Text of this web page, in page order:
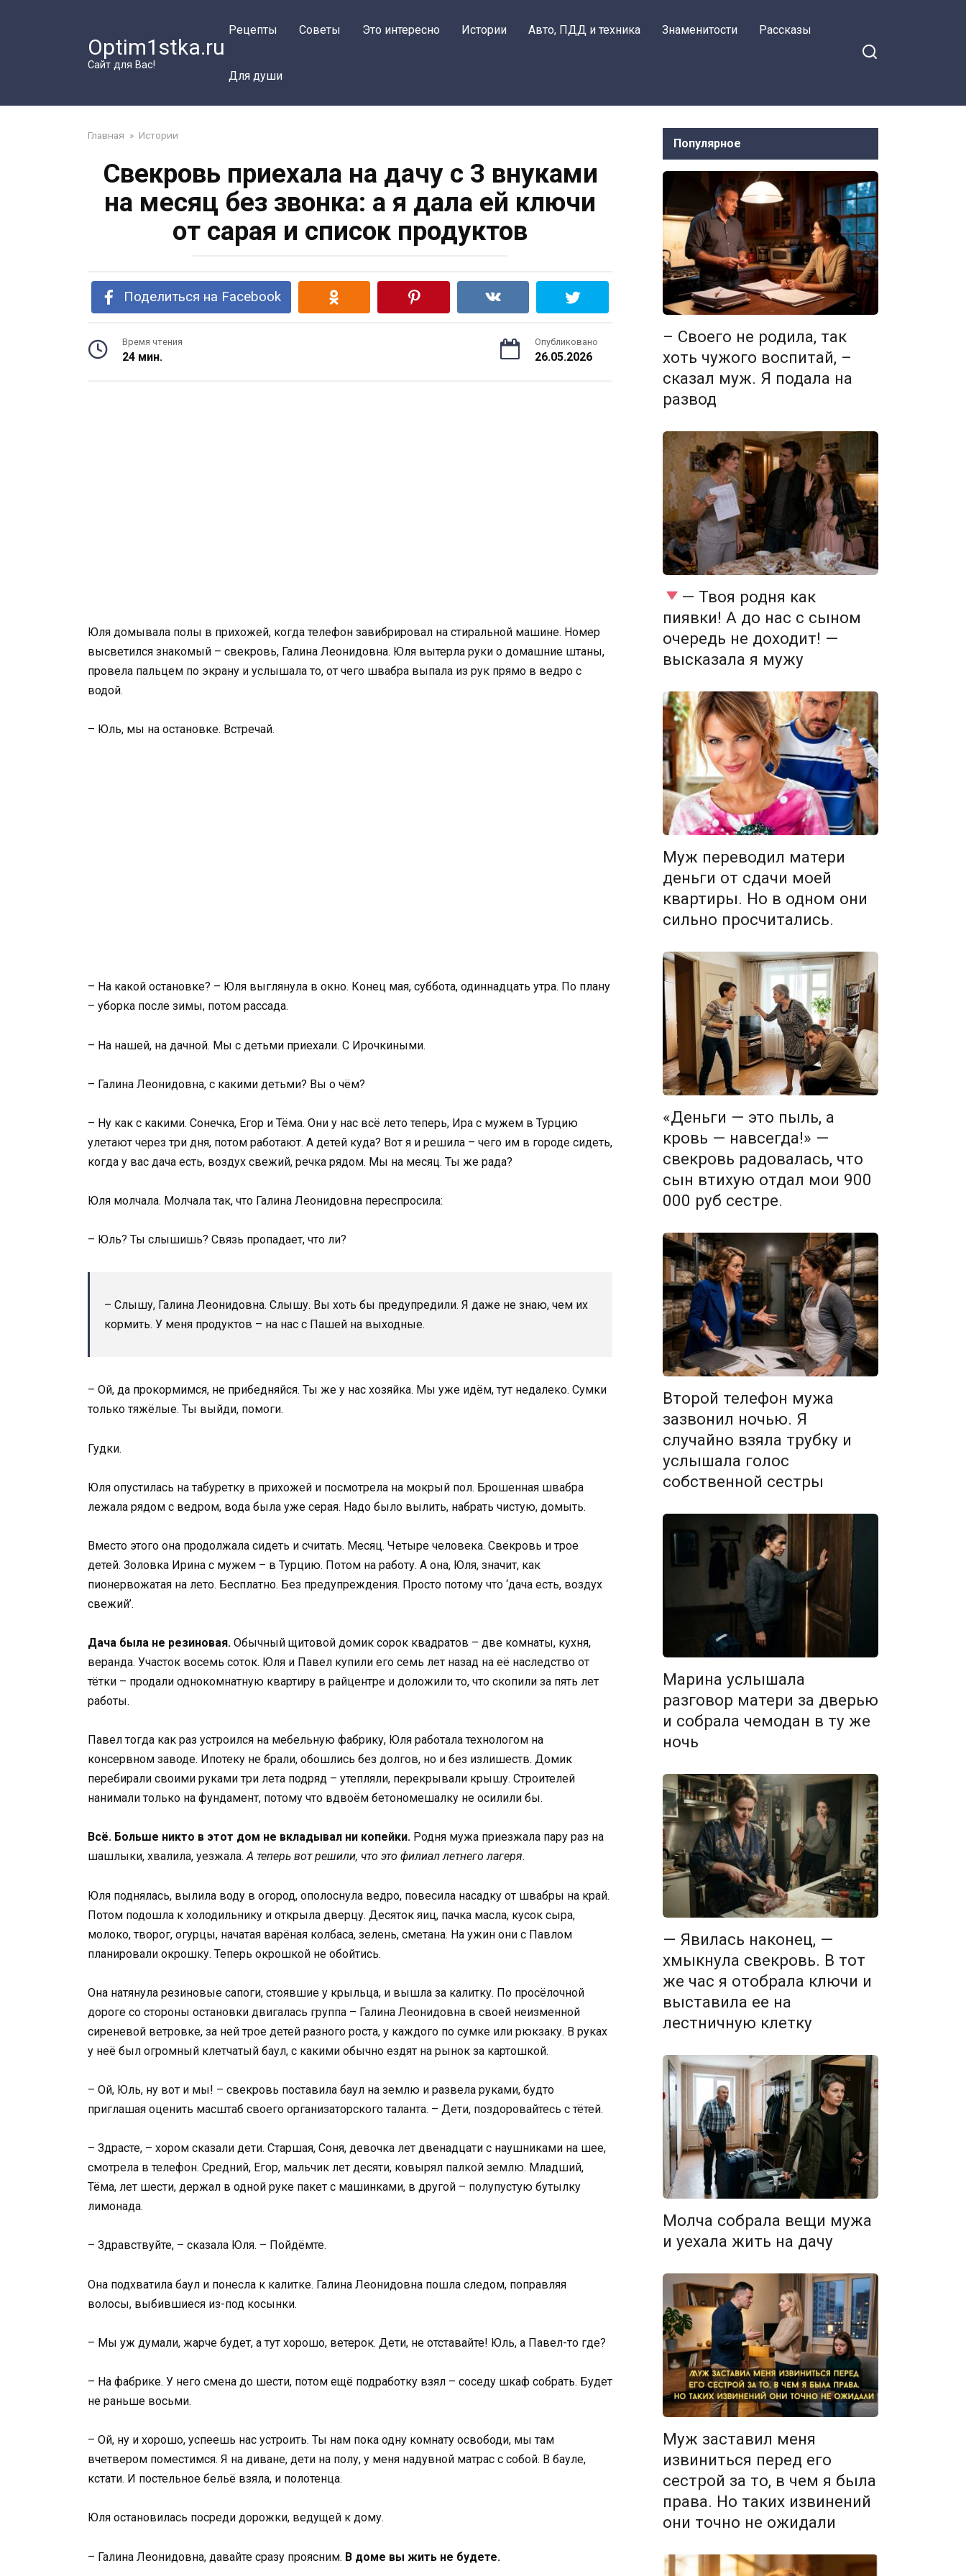
Optim1stka.ru
Сайт для Вас!
Рецепты Советы Это интересно Истории Авто, ПДД и техника Знаменитости Рассказы
Для души
Главная » Истории
Свекровь приехала на дачу с 3 внуками
на месяц без звонка: а я дала ей ключи
от сарая и список продуктов
Поделиться на Facebook
Время чтения
24 мин.
Опубликовано
26.05.2026
Юля домывала полы в прихожей, когда телефон завибрировал на стиральной машине. Номер
высветился знакомый – свекровь, Галина Леонидовна. Юля вытерла руки о домашние штаны,
провела пальцем по экрану и услышала то, от чего швабра выпала из рук прямо в ведро с
водой.
– Юль, мы на остановке. Встречай.
– На какой остановке? – Юля выглянула в окно. Конец мая, суббота, одиннадцать утра. По плану
– уборка после зимы, потом рассада.
– На нашей, на дачной. Мы с детьми приехали. С Ирочкиными.
– Галина Леонидовна, с какими детьми? Вы о чём?
– Ну как с какими. Сонечка, Егор и Тёма. Они у нас всё лето теперь, Ира с мужем в Турцию
улетают через три дня, потом работают. А детей куда? Вот я и решила – чего им в городе сидеть,
когда у вас дача есть, воздух свежий, речка рядом. Мы на месяц. Ты же рада?
Юля молчала. Молчала так, что Галина Леонидовна переспросила:
– Юль? Ты слышишь? Связь пропадает, что ли?
– Слышу, Галина Леонидовна. Слышу. Вы хоть бы предупредили. Я даже не знаю, чем их
кормить. У меня продуктов – на нас с Пашей на выходные.
– Ой, да прокормимся, не прибедняйся. Ты же у нас хозяйка. Мы уже идём, тут недалеко. Сумки
только тяжёлые. Ты выйди, помоги.
Гудки.
Юля опустилась на табуретку в прихожей и посмотрела на мокрый пол. Брошенная швабра
лежала рядом с ведром, вода была уже серая. Надо было вылить, набрать чистую, домыть.
Вместо этого она продолжала сидеть и считать. Месяц. Четыре человека. Свекровь и трое
детей. Золовка Ирина с мужем – в Турцию. Потом на работу. А она, Юля, значит, как
пионервожатая на лето. Бесплатно. Без предупреждения. Просто потому что ‘дача есть, воздух
свежий’.
Дача была не резиновая. Обычный щитовой домик сорок квадратов – две комнаты, кухня,
веранда. Участок восемь соток. Юля и Павел купили его семь лет назад на её наследство от
тётки – продали однокомнатную квартиру в райцентре и доложили то, что скопили за пять лет
работы.
Павел тогда как раз устроился на мебельную фабрику, Юля работала технологом на
консервном заводе. Ипотеку не брали, обошлись без долгов, но и без излишеств. Домик
перебирали своими руками три лета подряд – утепляли, перекрывали крышу. Строителей
нанимали только на фундамент, потому что вдвоём бетономешалку не осилили бы.
Всё. Больше никто в этот дом не вкладывал ни копейки. Родня мужа приезжала пару раз на
шашлыки, хвалила, уезжала.А теперь вот решили, что это филиал летнего лагеря.
Юля поднялась, вылила воду в огород, ополоснула ведро, повесила насадку от швабры на край.
Потом подошла к холодильнику и открыла дверцу. Десяток яиц, пачка масла, кусок сыра,
молоко, творог, огурцы, начатая варёная колбаса, зелень, сметана. На ужин они с Павлом
планировали окрошку. Теперь окрошкой не обойтись.
Она натянула резиновые сапоги, стоявшие у крыльца, и вышла за калитку. По просёлочной
дороге со стороны остановки двигалась группа – Галина Леонидовна в своей неизменной
сиреневой ветровке, за ней трое детей разного роста, у каждого по сумке или рюкзаку. В руках
у неё был огромный клетчатый баул, с какими обычно ездят на рынок за картошкой.
– Ой, Юль, ну вот и мы! – свекровь поставила баул на землю и развела руками, будто
приглашая оценить масштаб своего организаторского таланта. – Дети, поздоровайтесь с тётей.
– Здрасте, – хором сказали дети. Старшая, Соня, девочка лет двенадцати с наушниками на шее,
смотрела в телефон. Средний, Егор, мальчик лет десяти, ковырял палкой землю. Младший,
Тёма, лет шести, держал в одной руке пакет с машинками, в другой – полупустую бутылку
лимонада.
– Здравствуйте, – сказала Юля. – Пойдёмте.
Она подхватила баул и понесла к калитке. Галина Леонидовна пошла следом, поправляя
волосы, выбившиеся из-под косынки.
– Мы уж думали, жарче будет, а тут хорошо, ветерок. Дети, не отставайте! Юль, а Павел-то где?
– На фабрике. У него смена до шести, потом ещё подработку взял – соседу шкаф собрать. Будет
не раньше восьми.
– Ой, ну и хорошо, успеешь нас устроить. Ты нам пока одну комнату освободи, мы там
вчетвером поместимся. Я на диване, дети на полу, у меня надувной матрас с собой. В бауле,
кстати. И постельное бельё взяла, и полотенца.
Юля остановилась посреди дорожки, ведущей к дому.
– Галина Леонидовна, давайте сразу проясним. В доме вы жить не будете.
Популярное
– Своего не родила, так
хоть чужого воспитай, –
сказал муж. Я подала на
развод
— Твоя родня как
пиявки! А до нас с сыном
очередь не доходит! —
высказала я мужу
Муж переводил матери
деньги от сдачи моей
квартиры. Но в одном они
сильно просчитались.
«Деньги — это пыль, а
кровь — навсегда!» —
свекровь радовалась, что
сын втихую отдал мои 900
000 руб сестре.
Второй телефон мужа
зазвонил ночью. Я
случайно взяла трубку и
услышала голос
собственной сестры
Марина услышала
разговор матери за дверью
и собрала чемодан в ту же
ночь
— Явилась наконец, —
хмыкнула свекровь. В тот
же час я отобрала ключи и
выставила ее на
лестничную клетку
Молча собрала вещи мужа
и уехала жить на дачу
Муж заставил меня
извиниться перед его
сестрой за то, в чем я была
права. Но таких извинений
они точно не ожидали
удаляя контакт.